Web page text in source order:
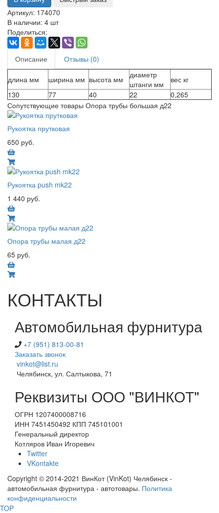
Артикул: 174070
В наличии: 4 шт
Поделиться:
Описание Отзывы (0)
длина мм ширина мм высота мм
диаметр
штанги мм
вес кг
130
77 40 22
0,265
Сопутствующие товары Опора трубы большая д22
Рукоятка прутковая
650 руб.
Рукоятка push mk22
1 440 руб.
Опора трубы малая д22
65 руб.
КОНТАКТЫ
Автомобильная фурнитура
+7 (951) 813-00-81
Заказать звонок
vinkot@list.ru
Челябинск, ул. Салтыкова, 71
Реквизиты ООО "ВИНКОТ"
ОГРН 1207400008716
ИНН 7451450492 КПП 745101001
Генеральный директор
Котляров Иван Игоревич
Twitter
VKontakte
Copyright © 2014-2021 ВинКот (VinKot) Челябинск -
автомобильная фурнитура - автотовары. Политика
конфиденциальности
TOP